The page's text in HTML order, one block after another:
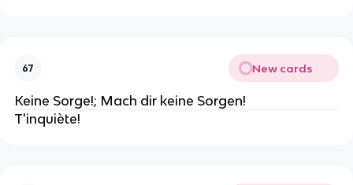
67 New cards
Keine Sorge!; Mach dir keine Sorgen!
T'inquiète!